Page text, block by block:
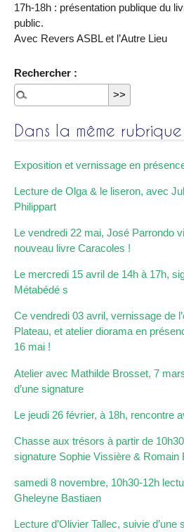
17h-18h : présentation publique du
public.
Avec Revers ASBL et l’Autre Lieu
Rechercher :
Dans la même rubrique
Exposition et vernissage en
Lecture de Olga & le liseron, avec
Philippart
Le vendredi 22 mai, José Parrondo
nouveau livre Caracoles !
Le mercredi 15 avril de 14h à 17h,
Métabédé s
Ce vendredi 03 avril, vernissage de
Plateau, et atelier diorama en
16 mai !
Atelier avec Mathilde Brosset, 7
d’une signature
Le jeudi 26 février, à 18h, rencontre
Chasse aux trésors à partir de
signature Sophie Vissière & Romain
samedi 8 novembre, 10h30-12h
Gheleyne Bastiaen
Lecture d’Olivier Tallec, suivie